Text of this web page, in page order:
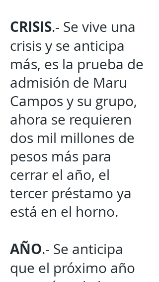
CRISIS.- Se vive una
crisis y se anticipa
más, es la prueba de
admisión de Maru
Campos y su grupo,
ahora se requieren
dos mil millones de
pesos más para
cerrar el año, el
tercer préstamo ya
está en el horno.
AÑO.- Se anticipa
que el próximo año